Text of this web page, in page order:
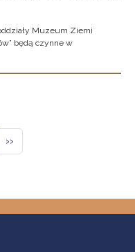
Muzeum Ziemi
będą czynne w
Następna strona
››